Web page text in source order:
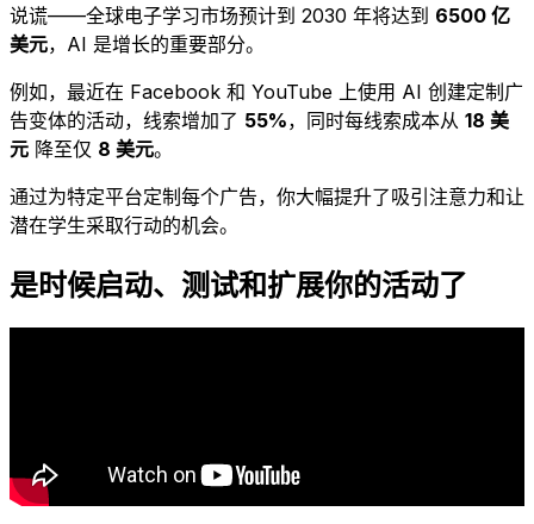
说谎——全球电子学习市场预计到 2030 年将达到 6500 亿
美元，AI 是增长的重要部分。
例如，最近在 Facebook 和 YouTube 上使用 AI 创建定制广
告变体的活动，线索增加了 55%，同时每线索成本从 18 美
元 降至仅 8 美元。
通过为特定平台定制每个广告，你大幅提升了吸引注意力和让
潜在学生采取行动的机会。
是时候启动、测试和扩展你的活动了